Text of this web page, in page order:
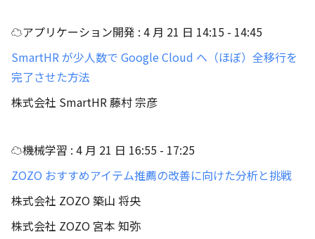
☁アプリケーション開発 : 4 月 21 日 14:15 - 14:45
SmartHR が少人数で Google Cloud へ（ほぼ）全移行を
完了させた方法
株式会社 SmartHR 藤村 宗彦
☁機械学習 : 4 月 21 日 16:55 - 17:25
ZOZO おすすめアイテム推薦の改善に向けた分析と挑戦
株式会社 ZOZO 築山 将央
株式会社 ZOZO 宮本 知弥